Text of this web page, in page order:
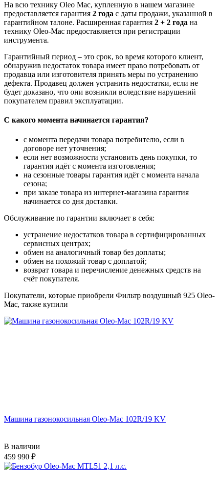
На всю технику Oleo Mac, купленную в нашем магазине
предоставляется гарантия 2 года с даты продажи, указанной в
гарантийном талоне. Расширенная гарантия 2 + 2 года на
технику Oleo-Mac предоставляется при регистрации
инструмента.
Гарантийный период – это срок, во время которого клиент,
обнаружив недостаток товара имеет право потребовать от
продавца или изготовителя принять меры по устранению
дефекта. Продавец должен устранить недостатки, если не
будет доказано, что они возникли вследствие нарушений
покупателем правил эксплуатации.
С какого момента начинается гарантия?
с момента передачи товара потребителю, если в
договоре нет уточнения;
если нет возможности установить день покупки, то
гарантия идёт с момента изготовления;
на сезонные товары гарантия идёт с момента начала
сезона;
при заказе товара из интернет-магазина гарантия
начинается со дня доставки.
Обслуживание по гарантии включает в себя:
устранение недостатков товара в сертифицированных
сервисных центрах;
обмен на аналогичный товар без доплаты;
обмен на похожий товар с доплатой;
возврат товара и перечисление денежных средств на
счёт покупателя.
Покупатели, которые приобрели Фильтр воздушный 925 Oleo-
Mac, также купили
Машина газонокосильная Oleo-Mac 102R/19 KV
В наличии
459 990